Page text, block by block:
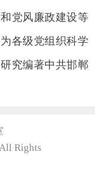
党风廉政建设等
各级党组织科学
究编著中共邯郸
Rights